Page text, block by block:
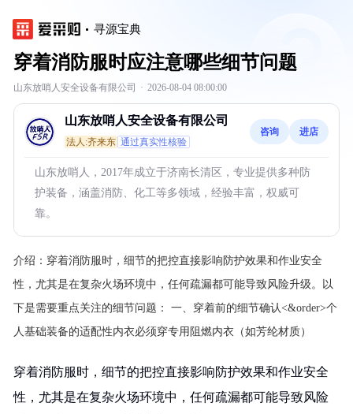
寻源宝典
穿着消防服时应注意哪些细节问题
山东放哨人安全设备有限公司 · 2026-08-04 08:00:00
山东放哨人安全设备有限公司
法人:齐来东 通过真实性核验
咨询 进店
山东放哨人，2017年成立于济南长清区，专业提供多种防
护装备，涵盖消防、化工等多领域，经验丰富，权威可
靠。
介绍： 穿着消防服时，细节的把控直接影响防护效果和作业安全
性，尤其是在复杂火场环境中，任何疏漏都可能导致风险升级。以
下是需要重点关注的细节问题： 一、穿着前的细节确认<&order>个
人基础装备的适配性内衣必须穿专用阻燃内衣（如芳纶材质）
穿着消防服时，细节的把控直接影响防护效果和作业安全
性，尤其是在复杂火场环境中，任何疏漏都可能导致风险